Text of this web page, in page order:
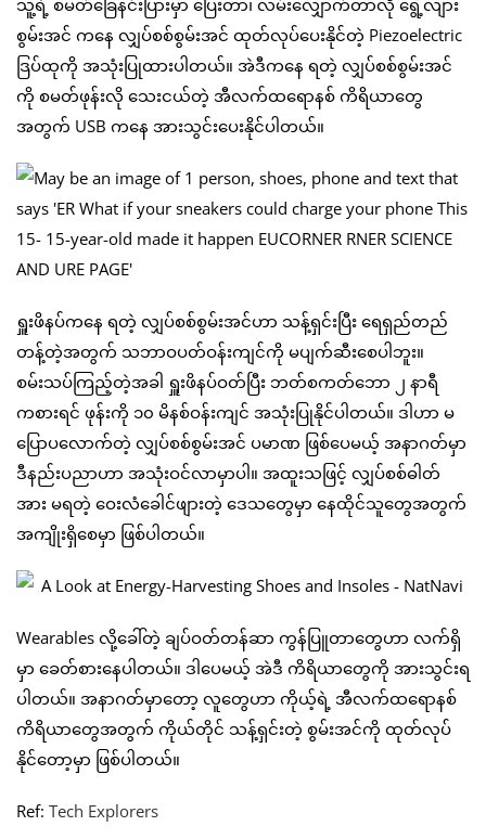
စွမ်းအင် ကနေ လျှပ်စစ်စွမ်းအင် ထုတ်လုပ်ပေးနိုင်တဲ့ Piezoelectric
ဒြပ်ထုကို အသုံးပြုထားပါတယ်။ အဲဒီကနေ ရတဲ့ လျှပ်စစ်စွမ်းအင်
ကို စမတ်ဖုန်းလို သေးငယ်တဲ့ အီလက်ထရောနစ် ကိရိယာတွေ
အတွက် USB ကနေ အားသွင်းပေးနိုင်ပါတယ်။
ရှူးဖိနပ်ကနေ ရတဲ့ လျှပ်စစ်စွမ်းအင်ဟာ သန့်ရှင်းပြီး ရေရှည်တည်
တန့်တဲ့အတွက် သဘာဝပတ်ဝန်းကျင်ကို မပျက်ဆီးစေပါဘူး။
စမ်းသပ်ကြည့်တဲ့အခါ ရှူးဖိနပ်ဝတ်ပြီး ဘတ်စကတ်ဘော ၂ နာရီ
ကစားရင် ဖုန်းကို ၁၀ မိနစ်ဝန်းကျင် အသုံးပြုနိုင်ပါတယ်။ ဒါဟာ မ
ပြောပလောက်တဲ့ လျှပ်စစ်စွမ်းအင် ပမာဏ ဖြစ်ပေမယ့် အနာဂတ်မှာ
ဒီနည်းပညာဟာ အသုံးဝင်လာမှာပါ။ အထူးသဖြင့် လျှပ်စစ်ဓါတ်
အား မရတဲ့ ဝေးလံခေါင်ဖျားတဲ့ ဒေသတွေမှာ နေထိုင်သူတွေအတွက်
အကျိုးရှိစေမှာ ဖြစ်ပါတယ်။
Wearables လို့ခေါ်တဲ့ ချပ်ဝတ်တန်ဆာ ကွန်ပြူတာတွေဟာ လက်ရှိ
မှာ ခေတ်စားနေပါတယ်။ ဒါပေမယ့် အဲဒီ ကိရိယာတွေကို အားသွင်းရ
ပါတယ်။ အနာဂတ်မှာတော့ လူတွေဟာ ကိုယ့်ရဲ့ အီလက်ထရောနစ်
ကိရိယာတွေအတွက် ကိုယ်တိုင် သန့်ရှင်းတဲ့ စွမ်းအင်ကို ထုတ်လုပ်
နိုင်တော့မှာ ဖြစ်ပါတယ်။
Ref: Tech Explorers